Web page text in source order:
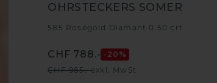
OHRSTECKERS SOMER
585 Roségold Diamant 0.50 crt
CHF 788.- -20 %
CHF 985.-exkl. MwSt